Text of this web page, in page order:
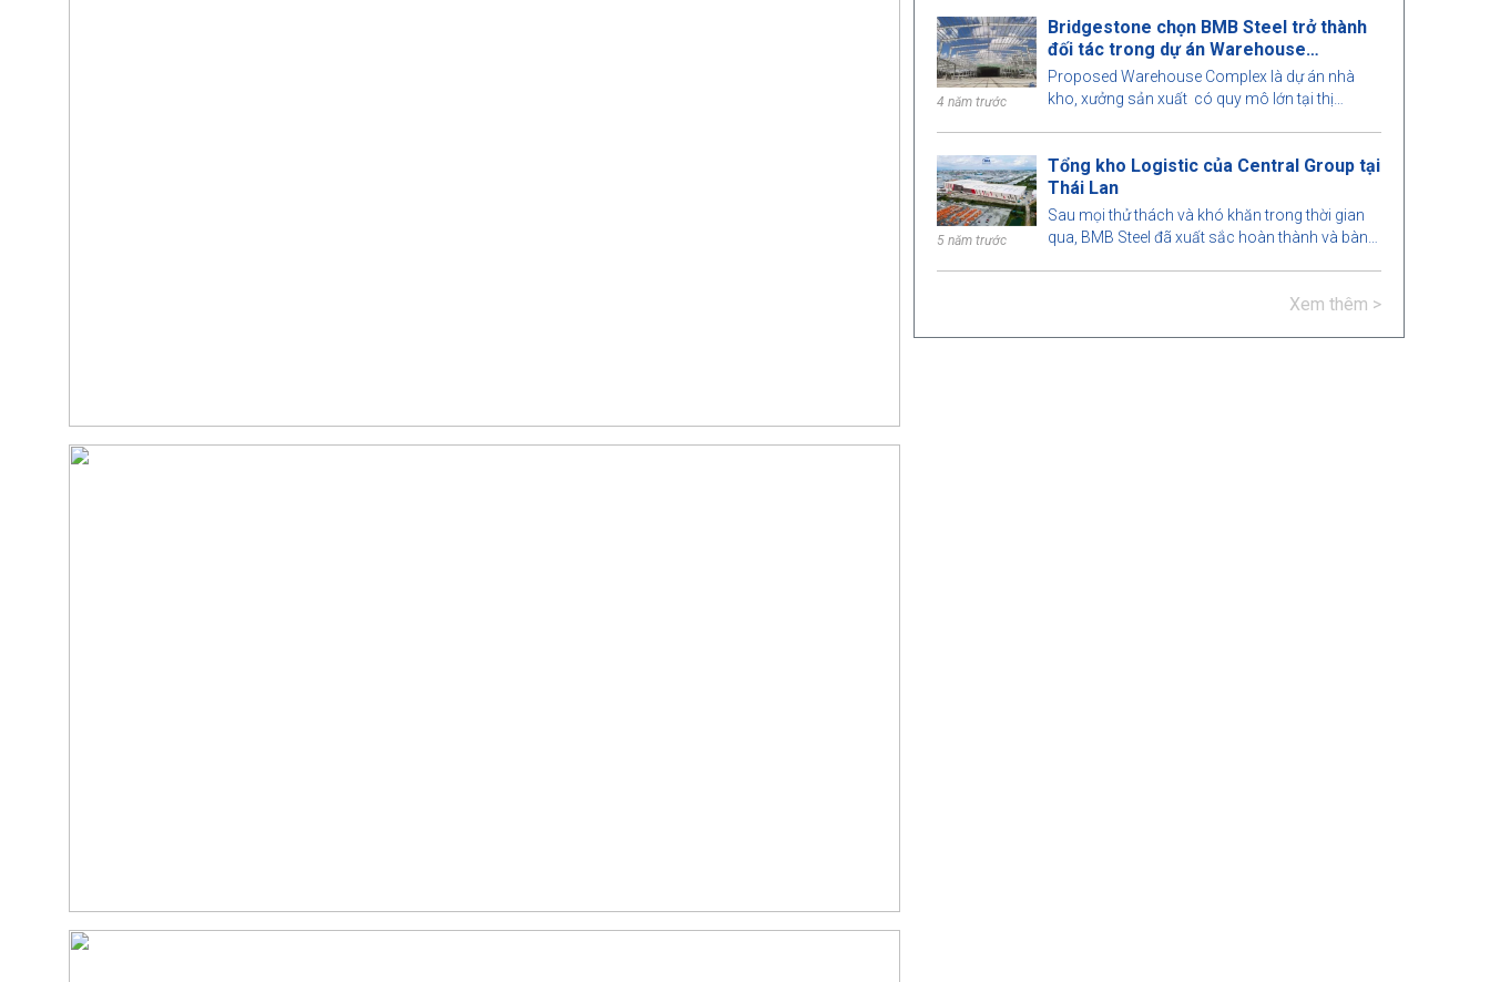
mô hình nhà thép tiền chế thú vị này nhé!
4 năm trước
Bridgestone chọn BMB Steel trở thành
đối tác trong dự án Warehouse
Complex
Proposed Warehouse Complex là dự án nhà
kho, xưởng sản xuất có quy mô lớn tại thị
5 năm trước
Tổng kho Logistic của Central Group tại
Thái Lan
Sau mọi thử thách và khó khăn trong thời gian
qua, BMB Steel đã xuất sắc hoàn thành và bàn
Xem thêm >